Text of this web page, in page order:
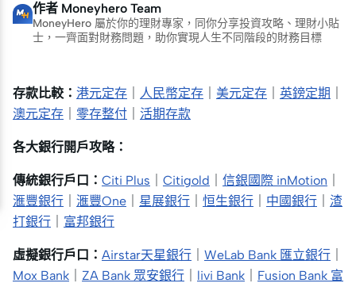
作者 Moneyhero Team
MoneyHero 屬於你的理財專家，同你分享投資攻略、理財小貼
士，一齊面對財務問題，助你實現人生不同階段的財務目標
存款比較： 港元定存 人民幣定存 美元定存 英鎊定期
澳元定存
零存整付 活期存款
各大銀行開戶攻略：
傳統銀行戶口： Citi Plus Citigold 信銀國際 inMotion
滙豐銀行
滙豐One 星展銀行 恒生銀行 中國銀行
渣
打銀行
富邦銀行
虛擬銀行戶口： Airstar天星銀行 WeLab Bank 匯立銀行
Mox Bank
ZA Bank 眾安銀行 livi Bank
Fusion Bank 富